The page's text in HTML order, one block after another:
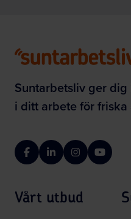
Suntarbetsliv ger
i ditt arbete för
FacebookLinkedInInstagramYouTube
Vårt utbud